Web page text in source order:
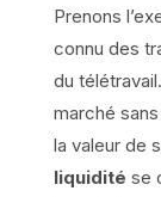
Prenons
connu des
du
marché
la valeur de
liquidité se